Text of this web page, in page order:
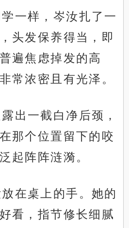
一样，岑汝扎了一
头发保养得当，即
遍焦虑掉发的高
常浓密且有光泽。
出一截白净后颈，
那个位置留下的咬
起阵阵涟漪。
在桌上的手。她的
看，指节修长细腻